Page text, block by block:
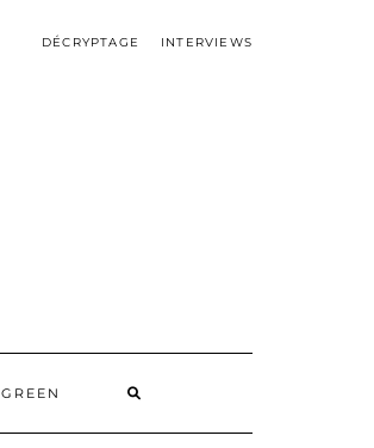
DÉCRYPTAGE INTERVIEWS
GREEN